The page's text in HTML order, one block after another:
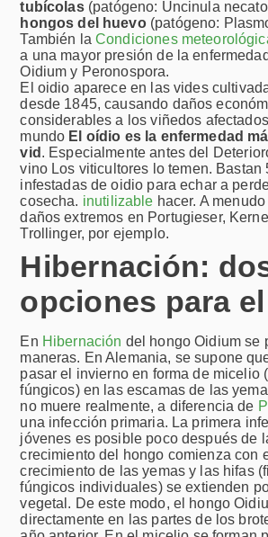
tubícolas(patógeno: Uncinula
hongos del huevo(patógeno:
También laCondiciones
a una mayor presión de la
Oidium y Peronospora.
El oidio aparece en las vides
desde 1845, causando daños
considerables a los viñedos
mundo El oídio es la enfermedad
vid . Especialmente antes del
vino Los viticultores lo temen. Bastan
infestadas de oidio para echar a
cosecha. inutilizable hacer. A
daños extremos en Portugieser,
Trollinger, por ejemplo.
Hibernación:
opciones para
En Hibernación del hongo Oidium se
maneras. En Alemania, se supone
pasar el invierno en forma de micelio
fúngicos) en las escamas de las
no muere realmente, a diferencia de
una infección primaria. La primera
jóvenes es posible poco después de
crecimiento del hongo comienza con
crecimiento de las yemas y las hifas
fúngicos individuales) se extienden
vegetal. De este modo, el hongo
directamente en las partes de los